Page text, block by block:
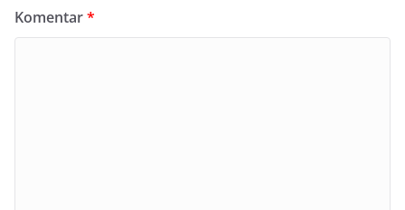
Komentar*